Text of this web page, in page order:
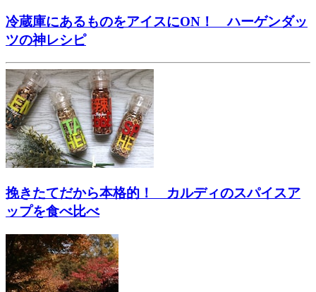
冷蔵庫にあるものをアイスにON！ ハーゲンダッ
ツの神レシピ
挽きたてだから本格的！ カルディのスパイスア
ップを食べ比べ